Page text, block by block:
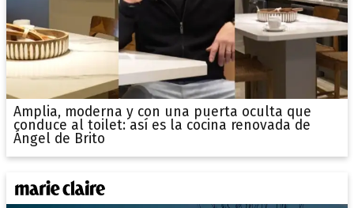
Amplia, moderna y con una puerta oculta que
conduce al toilet: así es la cocina renovada de
Ángel de Brito